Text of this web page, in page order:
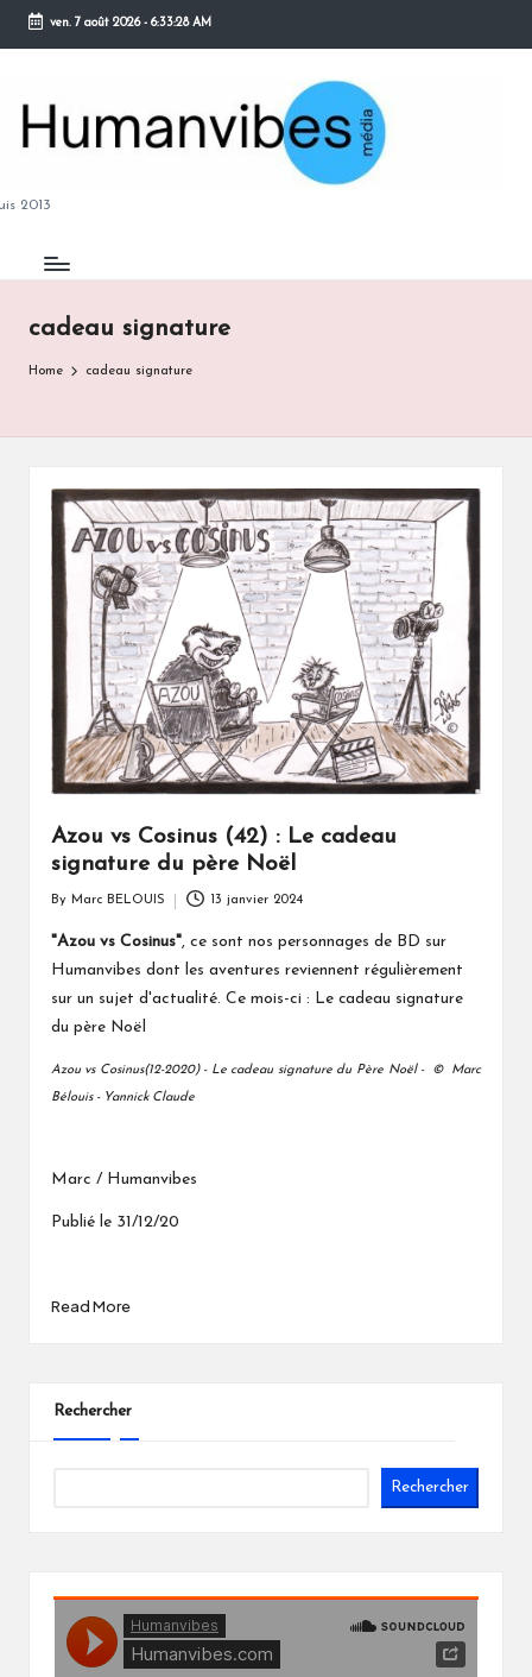
Skip
content
ven. 7 août 2026- 6:33:29 AM
2013
cadeau signature
Home cadeau signature
Azou vs Cosinus (42) : Le cadeau
signature du père Noël
by
By Marc BELOUIS 13 janvier 2024
"Azou vs Cosinus", ce sont nos personnages de BD sur
Humanvibes dont les aventures reviennent régulièrement
sur un sujet d'actualité. Ce mois-ci :
Le cadeau signature
du père Noël
Azou vs Cosinus(12-2020) - Le cadeau signature du Père Noël - © Marc
Bélouis - Yannick Claude
Marc / Humanvibes
Publié le 31/12/20
Read More
Rechercher
Rechercher